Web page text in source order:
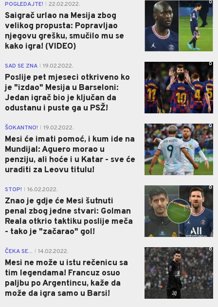
POGLEDAJTE! 22.02.2022.
Saigrač urlao na Mesija zbog
velikog propusta: Popravljao
njegovu grešku, smučilo mu se
kako igra! (VIDEO)
0
SAD SE ZNA 19.02.2022.
Poslije pet mjeseci otkriveno ko
je "izdao" Mesija u Barseloni:
Jedan igrač bio je ključan da
odustanu i puste ga u PSŽ!
0
ŠOKANTNO! 19.02.2022.
Mesi će imati pomoć, i kum ide na
Mundijal: Aguero morao u
penziju, ali hoće i u Katar - sve će
uraditi za Leovu titulu!
0
STOP! 16.02.2022.
Znao je gdje će Mesi šutnuti
penal zbog jedne stvari: Golman
Reala otkrio taktiku poslije meča
- tako je "začarao" gol!
0
ČEKA SE... 14.02.2022.
Mesi ne može u istu rečenicu sa
tim legendama! Francuz osuo
paljbu po Argentincu, kaže da
može da igra samo u Barsi!
0